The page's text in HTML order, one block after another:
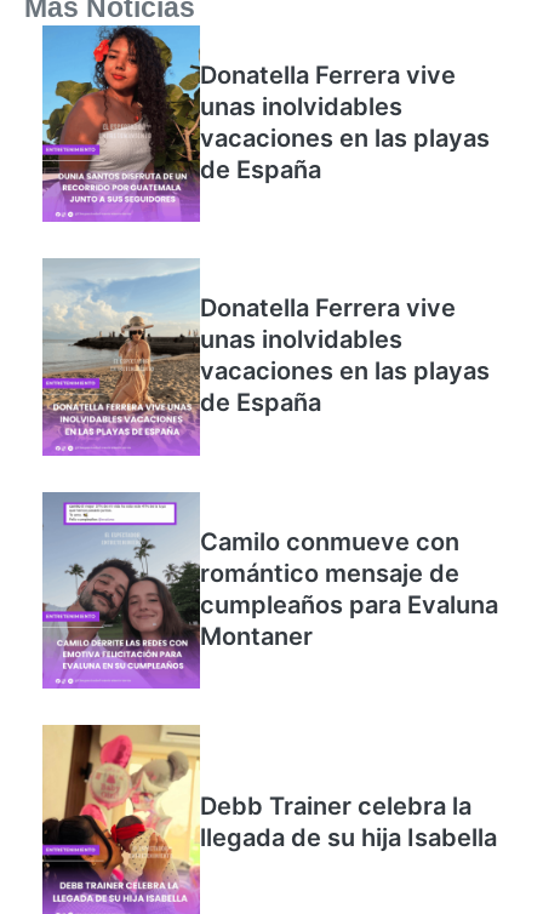
Mas Noticias
Donatella Ferrera vive
unas inolvidables
vacaciones en las playas
Donatella Ferrera vive
unas inolvidables
vacaciones en las playas
Camilo conmueve con
romántico mensaje de
cumpleaños para Evaluna
Debb Trainer celebra la